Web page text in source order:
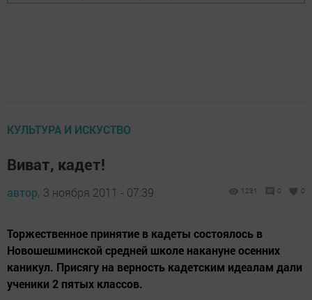
КУЛЬТУРА И ИСКУСТВО
Виват, кадет!
автор, 3 ноября 2011 - 07:39 1231 0 0
Торжественное принятие в кадеты состоялось в
Новошешминской средней школе накануне осенних
каникул. Присягу на верность кадетским идеалам дали
ученики 2 пятых классов.